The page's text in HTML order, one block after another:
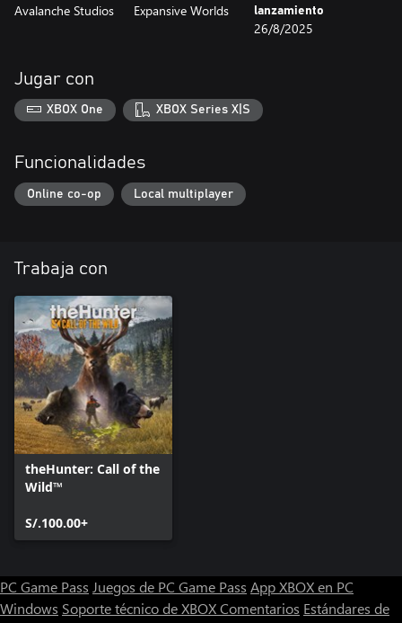
velocidad de reacción a la hora de cazar. Además de perdigones
pequeños, la recámara de calibre .410 ahora admite perdigones
Avalanche Studios Expansive Worlds
lanzamiento
26/8/2025
Jugar con
XBOX One XBOX Series X|S
Funcionalidades
Online co-op Local multiplayer
Trabaja con
theHunter: Call of the
Wild™
S/.100.00+
PC Game Pass Juegos de PC Game Pass App XBOX en PC
Windows Soporte técnico de XBOXComentarios Estándares de